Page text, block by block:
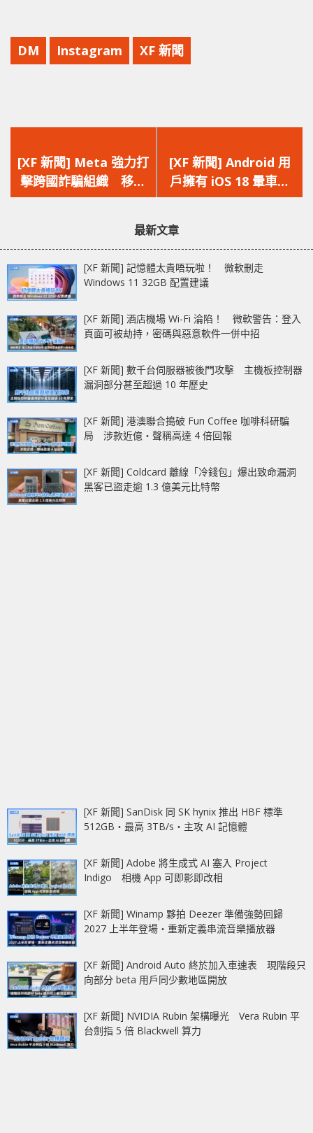
DM Instagram XF 新聞
一
篇
文
[XF 新聞] Meta 強力打
擊跨國詐騙組織 移除
200 萬「殺豬盤」詐騙
一
篇
文
[XF 新聞] Android 用
戶擁有 iOS 18 暈車解
決方案 免費應用程式
最新文章
[XF 新聞] 記憶體太貴唔玩啦！ 微軟刪走
Windows 11 32GB 配置建議
[XF 新聞] 酒店機場 Wi-Fi 淪陷！ 微軟警告：登入
頁面可被劫持，密碼與惡意軟件一併中招
[XF 新聞] 數千台伺服器被後門攻擊 主機板控制器
漏洞部分甚至超過 10 年歷史
[XF 新聞] 港澳聯合搗破 Fun Coffee 咖啡科研騙
局 涉款近億‧聲稱高達 4 倍回報
[XF 新聞] Coldcard 離線「冷錢包」爆出致命漏洞
黑客已盜走逾 1.3 億美元比特幣
[XF 新聞] SanDisk 同 SK hynix 推出 HBF 標準
512GB‧最高 3TB/s‧主攻 AI 記憶體
[XF 新聞] Adobe 將生成式 AI 塞入 Project
Indigo 相機 App 可即影即改相
[XF 新聞] Winamp 夥拍 Deezer 準備強勢回歸
2027 上半年登場‧重新定義串流音樂播放器
[XF 新聞] Android Auto 終於加入車速表 現階段只
向部分 beta 用戶同少數地區開放
[XF 新聞] NVIDIA Rubin 架構曝光 Vera Rubin 平
台劍指 5 倍 Blackwell 算力